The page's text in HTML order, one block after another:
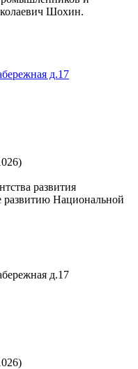
Шохин.
д.17
развития
развитию Национальной
д.17